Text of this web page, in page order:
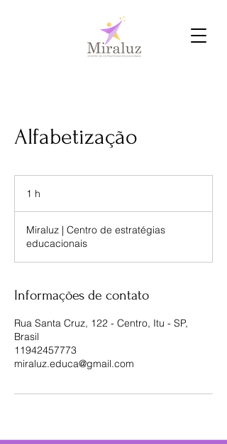
Alfabetização
1 h
Miraluz | Centro de estratégias
educacionais
Informações de contato
Rua Santa Cruz, 122 - Centro, Itu - SP,
Brasil
11942457773
miraluz.educa@gmail.com